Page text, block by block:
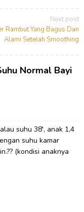
Next post
Rambut Yang Bagus Dan
Alami Setelah Smoothing
Normal Bayi
suhu 38′, anak 1,4
suhu kamar
(kondisi anaknya